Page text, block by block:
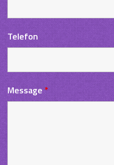
Telefon
Message*